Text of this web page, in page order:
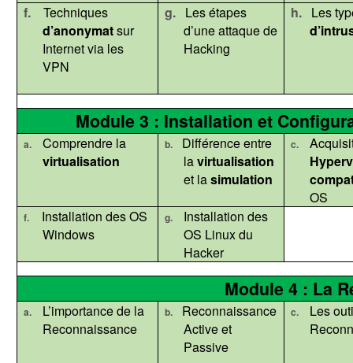
f.
Techniques
d’anonymatsur
Internet via les
VPN
g. Les étapes
d’une attaquede
Hacking
h. Les
Module 3 : Installation et
a.
Comprendre la
virtualisation
b.
Différence entre
lavirtualisation
et lasimulation
c.
OS
f.
Installation des OS
Windows
g.
Installation des
OS Linuxdu
Hacker
Module 4 : La
a.
L’importance de la
Reconnaissance
b.
Reconnaissance
Active et
Passive
c.
Les